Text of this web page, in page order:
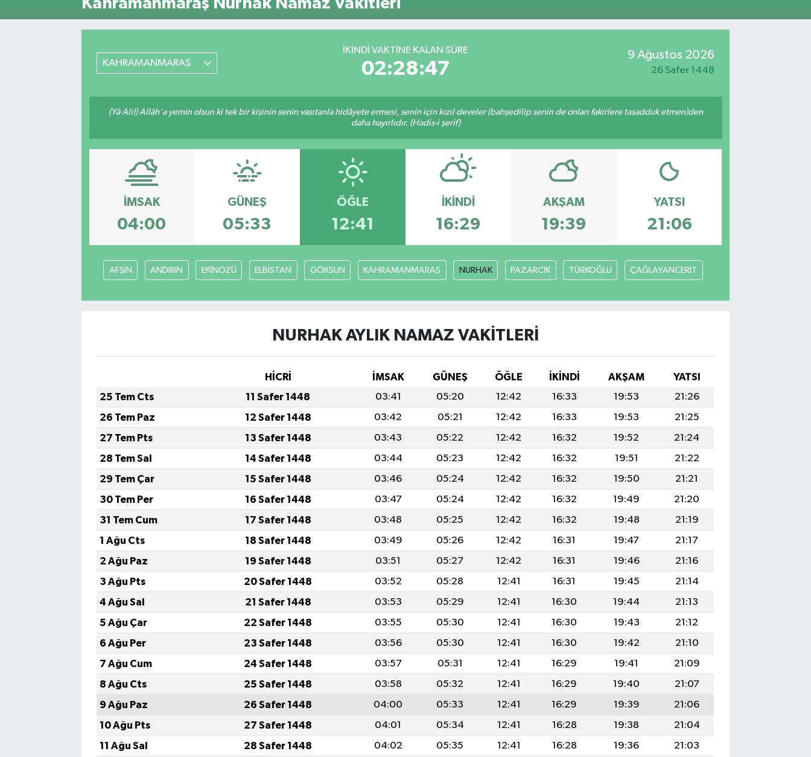
GRAM ALTIN
6660.55
%0
Kahramanmaraş Nurhak Namaz Vakitleri
KAHRAMANMARAŞ
İKINDI VAKTINE KALAN SÜRE
02:28:46
9 Ağustos 2026
26 Safer 1448
(Yâ Ali!) Allâh'a yemin olsun ki tek bir kişinin senin vasıtanla hidâyete ermesi, senin için kızıl develer (bahşedilip senin de onları fakirlere tasadduk etmen)den
daha hayırlıdır. (Hadis-i şerif)
İMSAK
04:00
GÜNEŞ
05:33
ÖĞLE
12:41
İKINDI
16:29
AKŞAM
19:39
YATSI
21:06
AFŞİN ANDIRIN EKİNÖZÜ ELBİSTAN GÖKSUN KAHRAMANMARAŞ NURHAK PAZARCIK TÜRKOĞLU ÇAĞLAYANCERİT
NURHAK AYLIK NAMAZ VAKITLERI
HİCRİ İMSAK GÜNEŞ ÖĞLE İKINDI AKŞAM
YATSI
25 Tem Cts
11 Safer 1448 03:41 05:20 12:42 16:33 19:53
21:26
26 Tem Paz
12 Safer 1448 03:42 05:21 12:42 16:33 19:53
21:25
27 Tem Pts
13 Safer 1448 03:43 05:22 12:42 16:32 19:52
21:24
28 Tem Sal
14 Safer 1448 03:44 05:23 12:42 16:32 19:51
21:22
29 Tem Çar
15 Safer 1448 03:46 05:24 12:42 16:32 19:50
21:21
30 Tem Per
16 Safer 1448 03:47 05:24 12:42 16:32 19:49
21:20
31 Tem Cum
17 Safer 1448 03:48 05:25 12:42 16:32 19:48
21:19
1 Ağu Cts
18 Safer 1448 03:49 05:26 12:42 16:31 19:47
21:17
2 Ağu Paz
19 Safer 1448 03:51 05:27 12:42 16:31 19:46
21:16
3 Ağu Pts
20 Safer 1448 03:52 05:28 12:41 16:31 19:45
21:14
4 Ağu Sal
21 Safer 1448 03:53 05:29 12:41 16:30 19:44
21:13
5 Ağu Çar
22 Safer 1448 03:55 05:30 12:41 16:30 19:43
21:12
6 Ağu Per
23 Safer 1448 03:56 05:30 12:41 16:30 19:42
21:10
7 Ağu Cum
24 Safer 1448 03:57 05:31 12:41 16:29 19:41
21:09
8 Ağu Cts
25 Safer 1448 03:58 05:32 12:41 16:29 19:40
21:07
9 Ağu Paz
26 Safer 1448 04:00 05:33 12:41 16:29 19:39
21:06
10 Ağu Pts
27 Safer 1448 04:01 05:34 12:41 16:28 19:38
21:04
11 Ağu Sal
28 Safer 1448 04:02 05:35 12:41 16:28 19:36
21:03
ÖZEL HABER
RÖPORTAJLAR